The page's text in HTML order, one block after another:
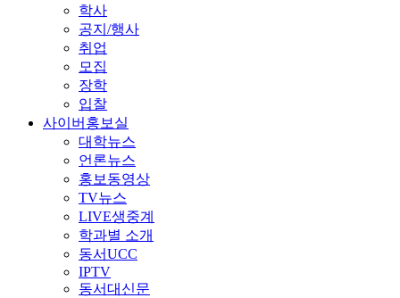
학사
공지/행사
취업
모집
장학
입찰
사이버홍보실
대학뉴스
언론뉴스
홍보동영상
TV뉴스
LIVE생중계
학과별 소개
동서UCC
IPTV
동서대신문